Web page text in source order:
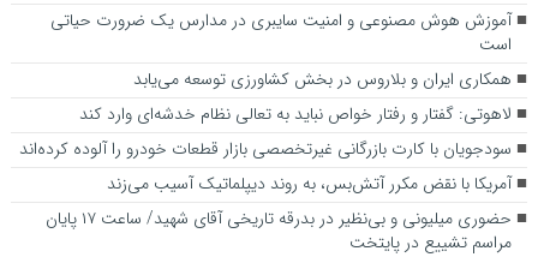
آموزش هوش مصنوعی و امنیت سایبری در مدارس یک ضرورت حیاتی
است
همکاری‌ ایران و بلاروس در بخش کشاورزی توسعه می‌یابد
لاهوتی: گفتار و رفتار خواص نباید به تعالی نظام خدشه‌ای وارد کند
سودجویان با کارت‌ بازرگانی غیرتخصصی بازار قطعات خودرو را آلوده کرده‌اند
آمریکا با نقض مکرر آتش‌بس، به روند دیپلماتیک آسیب می‌زند
حضوری میلیونی و بی‌نظیر در بدرقه تاریخی آقای شهید/ ساعت ۱۷ پایان
مراسم تشییع در پایتخت